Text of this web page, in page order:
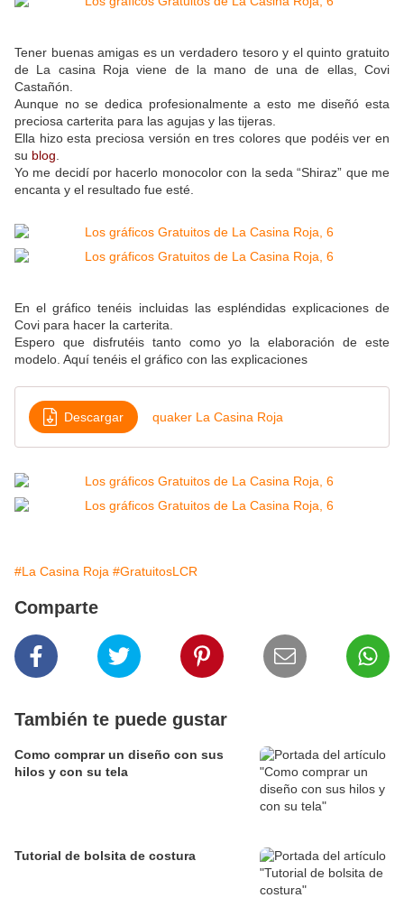
Tener buenas amigas es un verdadero tesoro y el quinto gratuito
de La casina Roja viene de la mano de una de ellas, Covi
Castañón.
Aunque no se dedica profesionalmente a esto me diseñó esta
preciosa carterita para las agujas y las tijeras.
Ella hizo esta preciosa versión en tres colores que podéis ver en
su blog
Yo me decidí por hacerlo monocolor con la seda “Shiraz” que me
encanta y el resultado fue esté.
En el gráfico tenéis incluidas las espléndidas explicaciones de
Covi para hacer la carterita.
Espero que disfrutéis tanto como yo la elaboración de este
modelo. Aquí tenéis el gráfico con las explicaciones
Descargar quaker La Casina Roja
#La Casina Roja #GratuitosLCR
Comparte
También te puede gustar
Como comprar un diseño con sus
hilos y con su tela
Tutorial de bolsita de costura